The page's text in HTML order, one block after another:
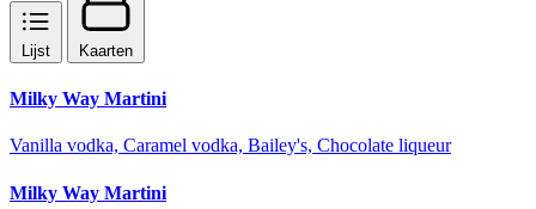
Lijst Kaarten
Milky Way Martini
Vanilla vodka, Caramel vodka, Bailey's, Chocolate liqueur
Milky Way Martini